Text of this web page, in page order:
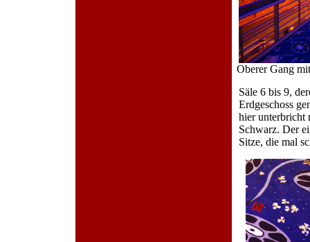
Oberer Gang
Säle 6 bis 9,
Erdgeschoss
hier unterbricht
Schwarz. Der
Sitze, die mal